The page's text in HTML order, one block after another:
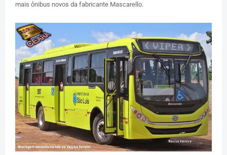
mais ônibus novos da fabricante Mascarello.